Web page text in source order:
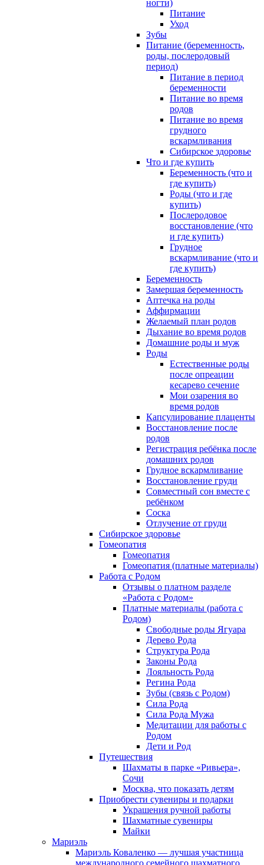
ногти)
Питание
Уход
Зубы
Питание (беременность,
роды, послеродовый
период)
Питание в период
беременности
Питание во время
родов
Питание во время
грудного
вскармливания
Сибирское здоровье
Что и где купить
Беременность (что и
где купить)
Роды (что и где
купить)
Послеродовое
восстановление (что
и где купить)
Грудное
вскармливание (что и
где купить)
Беременность
Замершая беременность
Аптечка на роды
Аффирмации
Желаемый план родов
Дыхание во время родов
Домашние роды и муж
Роды
Естественные роды
после опреации
кесарево сечение
Мои озарения во
время родов
Капсулирование плаценты
Восстановление после
родов
Регистрация ребёнка после
домашних родов
Грудное вскармливание
Восстановление груди
Совместный сон вместе с
ребёнком
Соска
Отлучение от груди
Сибирское здоровье
Гомеопатия
Гомеопатия
Гомеопатия (платные материалы)
Работа с Родом
Отзывы о платном разделе
«Работа с Родом»
Платные материалы (работа с
Родом)
Свободные роды Ягуара
Дерево Рода
Структура Рода
Законы Рода
Лояльность Рода
Регина Рода
Зубы (связь с Родом)
Сила Рода
Сила Рода Мужа
Медитации для работы с
Родом
Дети и Род
Путешествия
Шахматы в парке «Ривьера»,
Сочи
Москва, что показать детям
Приобрести сувениры и подарки
Украшения ручной работы
Шахматные сувениры
Майки
Мариэль
Мариэль Коваленко — лучшая участница
международного семейного шахматного